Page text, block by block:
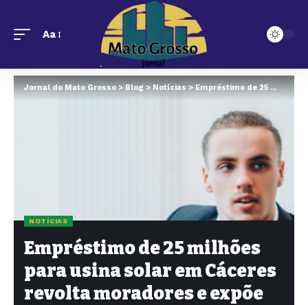
Aa
Jornal do Mato Grosso>Blog>Notícias>Empréstimo de 25 milhões para usina solar em Cáceres revolta moradores e expõe tensão entre poder público e população
NOTÍCIAS
Empréstimo de 25 milhões
para usina solar em Cáceres
revolta moradores e expõe